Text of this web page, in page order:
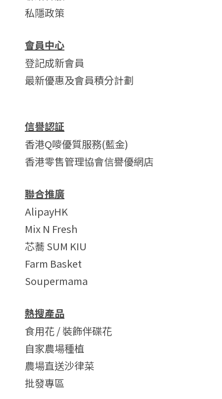
私隱政策
會員中心
登記成新會員
最新優惠及會員積分計劃
信譽認証
香港Q嘜優質服務(藍金)
香港零售管理協會信譽優網店
聯合推廣
AlipayHK
Mix N Fresh
芯蕎 SUM KIU
Farm Basket
Soupermama
熱搜產品
食用花 / 裝飾伴碟花
自家農場種植
農場直送沙律菜
批發專區